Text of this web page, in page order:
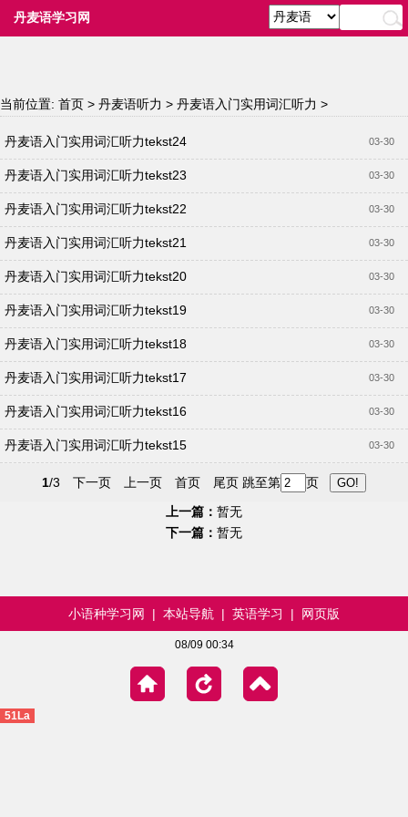
丹麦语学习网
当前位置: 首页 > 丹麦语听力 > 丹麦语入门实用词汇听力 >
03-30
丹麦语入门实用词汇听力tekst24
03-30
丹麦语入门实用词汇听力tekst23
03-30
丹麦语入门实用词汇听力tekst22
03-30
丹麦语入门实用词汇听力tekst21
03-30
丹麦语入门实用词汇听力tekst20
03-30
丹麦语入门实用词汇听力tekst19
03-30
丹麦语入门实用词汇听力tekst18
03-30
丹麦语入门实用词汇听力tekst17
03-30
丹麦语入门实用词汇听力tekst16
03-30
丹麦语入门实用词汇听力tekst15
1/3 下一页 上一页 首页 尾页 跳至第
页
上一篇： 暂无
下一篇： 暂无
小语种学习网 | 本站导航 | 英语学习 | 网页版
08/09 00:34
51La